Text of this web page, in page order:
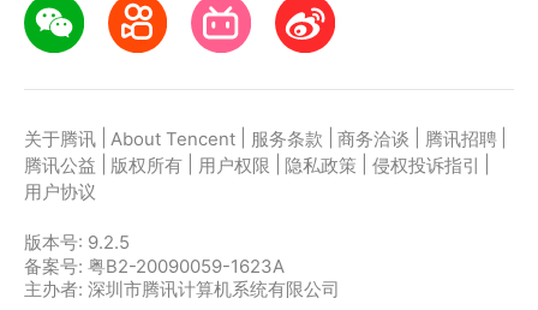
关于腾讯 About Tencent 服务条款 商务洽谈 腾讯招聘
腾讯公益
版权所有 用户权限 隐私政策 侵权投诉指引
用户协议
版本号: 9.2.5
备案号: 粤B2-20090059-1623A
主办者: 深圳市腾讯计算机系统有限公司